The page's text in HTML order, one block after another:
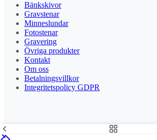
Bänkskivor
Gravstenar
Minneslundar
Fotostenar
Gravering
Övriga produkter
Kontakt
Om oss
Betalningsvillkor
Integritetspolicy GDPR
Stolt leverantör och delägare till Steny AB